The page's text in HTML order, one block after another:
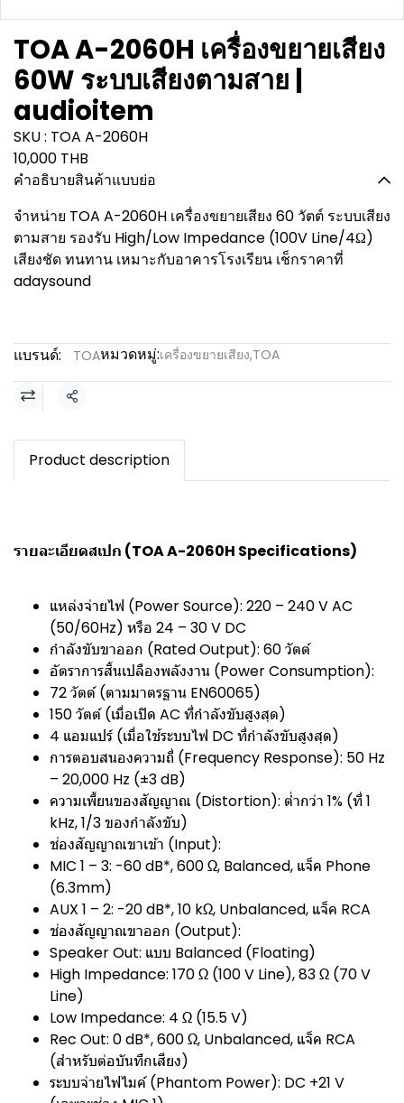
TOA A-2060H เครื่องขยายเสียง
60W ระบบเสียงตามสาย |
audioitem
SKU : TOA A-2060H
10,000 THB
คำอธิบายสินค้าแบบย่อ
จำหน่าย TOA A-2060H เครื่องขยายเสียง 60 วัตต์ ระบบเสียง
ตามสาย รองรับ High/Low Impedance (100V Line/4Ω)
เสียงชัด ทนทาน เหมาะกับอาคารโรงเรียน เช็กราคาที่
adaysound
แบรนด์: TOAหมวดหมู่:เครื่องขยายเสียง,TOA
แชร์
Product description
รายละเอียดสเปก (TOA A-2060H Specifications)
แหล่งจ่ายไฟ (Power Source): 220 – 240 V AC
(50/60Hz) หรือ 24 – 30 V DC
กำลังขับขาออก (Rated Output): 60 วัตต์
อัตราการสิ้นเปลืองพลังงาน (Power Consumption):
72 วัตต์ (ตามมาตรฐาน EN60065)
150 วัตต์ (เมื่อเปิด AC ที่กำลังขับสูงสุด)
4 แอมแปร์ (เมื่อใช้ระบบไฟ DC ที่กำลังขับสูงสุด)
การตอบสนองความถี่ (Frequency Response): 50 Hz
– 20,000 Hz (±3 dB)
ความเพี้ยนของสัญญาณ (Distortion): ต่ำกว่า 1% (ที่ 1
kHz, 1/3 ของกำลังขับ)
ช่องสัญญาณขาเข้า (Input):
MIC 1 – 3: -60 dB*, 600 Ω, Balanced, แจ็ค Phone
(6.3mm)
AUX 1 – 2: -20 dB*, 10 kΩ, Unbalanced, แจ็ค RCA
ช่องสัญญาณขาออก (Output):
Speaker Out: แบบ Balanced (Floating)
High Impedance: 170 Ω (100 V Line), 83 Ω (70 V
Line)
Low Impedance: 4 Ω (15.5 V)
Rec Out: 0 dB*, 600 Ω, Unbalanced, แจ็ค RCA
(สำหรับต่อบันทึกเสียง)
ระบบจ่ายไฟไมค์ (Phantom Power): DC +21 V